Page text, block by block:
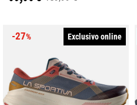
-27% Exclusivo online